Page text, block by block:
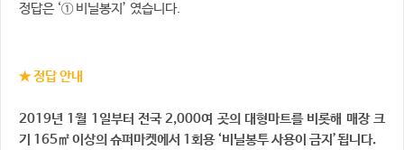
정답은 ‘① 비닐봉지’ 였습니다.
★ 정답 안내
2019년 1월 1 일부터 전국2,000여 곳의 대형마트를비롯해 매장 크
기 165㎡이상의 슈퍼마켓에서 1회용‘비닐봉투사용이 금지’됩니다.